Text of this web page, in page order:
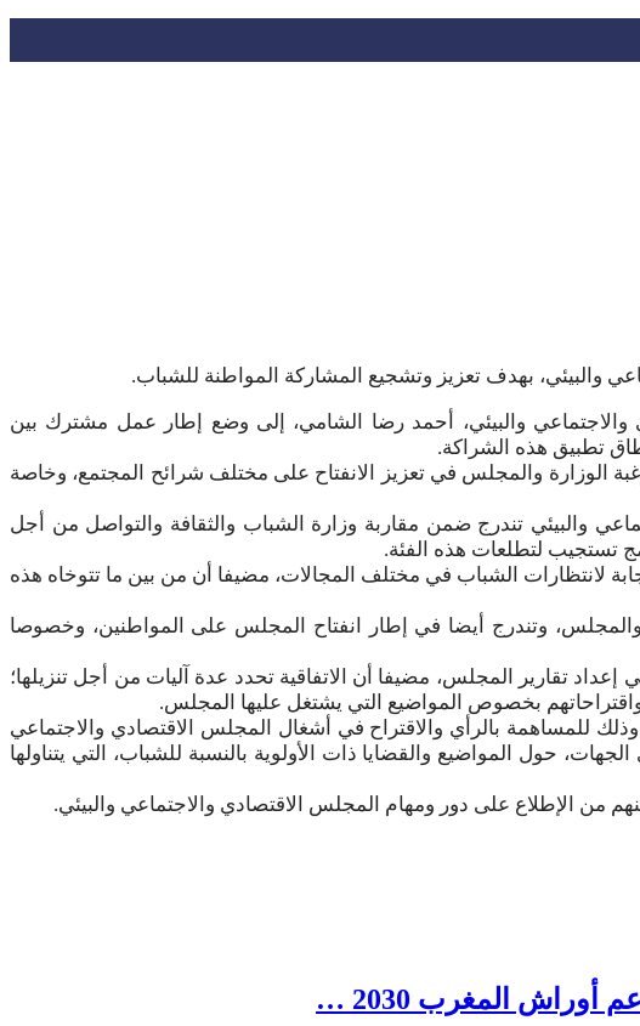
والبيئي، بهدف تعزيز وتشجيع المشاركة المواطنة للشباب.
والاجتماعي والبيئي، أحمد رضا الشامي، إلى وضع إطار عمل مشترك بين
تطبيق هذه الشراكة.
الوزارة والمجلس في تعزيز الانفتاح على مختلف شرائح المجتمع، وخاصة
والبيئي تندرج ضمن مقاربة وزارة الشباب والثقافة والتواصل من أجل
تستجيب لتطلعات هذه الفئة.
لانتظارات الشباب في مختلف المجالات، مضيفا أن من بين ما تتوخاه هذه
والمجلس، وتندرج أيضا في إطار انفتاح المجلس على المواطنين، وخصوصا
تقارير المجلس، مضيفا أن الاتفاقية تحدد عدة آليات من أجل تنزيلها؛
بخصوص المواضيع التي يشتغل عليها المجلس.
للمساهمة بالرأي والاقتراح في أشغال المجلس الاقتصادي والاجتماعي
حول المواضيع والقضايا ذات الأولوية بالنسبة للشباب، التي يتناولها
من الإطلاع على دور ومهام المجلس الاقتصادي والاجتماعي والبيئي.
المغرب 2030 …